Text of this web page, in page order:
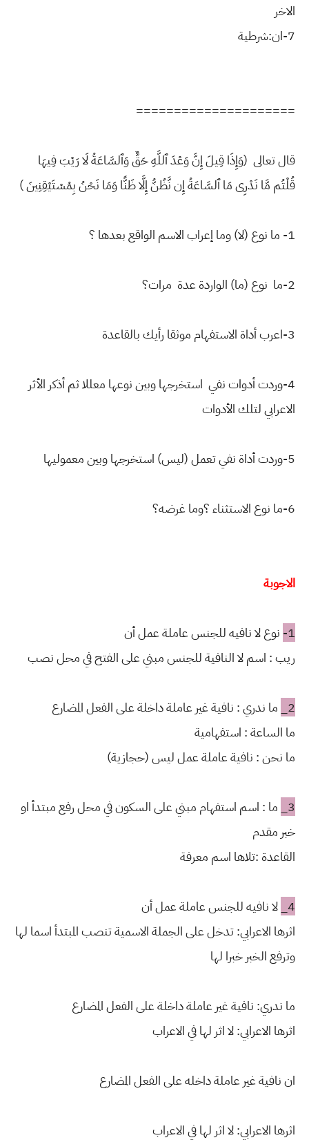
الاخر
7-ان:شرطية
=====================
قال تعالى (وَإِذَا قِيلَ إِنَّ وَعْدَ ٱللَّهِ حَقٌّ وَٱلسَّاعَةُ لَا رَيْبَ فِيهَا
قُلْتُم مَّا نَدْرِى مَا ٱلسَّاعَةُ إِن نَّظُنُّ إِلَّا ظَنًّا وَمَا نَحْنُ بِمُسْتَيْقِنِينَ )
1- ما نوع (لا) وما إعراب الاسم الواقع بعدها ؟
2-ما نوع (ما) الواردة عدة مرات؟
3-اعرب أداة الاستفهام موثقا رأيك بالقاعدة
4-وردت أدوات نفي استخرجها وبين نوعها معللا ثم أذكر الأثر
الاعرابي لتلك الأدوات
5-وردت أداة نفي تعمل (ليس) استخرجها وبين معموليها
6-ما نوع الاستثناء ؟وما غرضه؟
الاجوبة
1- نوع لا نافيه للجنس عاملة عمل أن
ريب : اسم لا النافية للجنس مبني على الفتح في محل نصب
2_ ما ندري : نافية غير عاملة داخلة على الفعل المضارع
ما الساعة : استفهامية
ما نحن : نافية عاملة عمل ليس (حجازية)
3_ ما : اسم استفهام مبني على السكون في محل رفع مبتدأ او
خبر مقدم
القاعدة :تلاها اسم معرفة
4_ لا نافيه للجنس عاملة عمل أن
اثرها الاعرابي: تدخل على الجملة الاسمية تنصب المبتدأ اسما لها
وترفع الخبر خبرا لها
ما ندري: نافية غير عاملة داخلة على الفعل المضارع
اثرها الاعرابي: لا اثر لها في الاعراب
ان نافية غير عاملة داخله على الفعل المضارع
اثرها الاعرابي: لا اثر لها في الاعراب